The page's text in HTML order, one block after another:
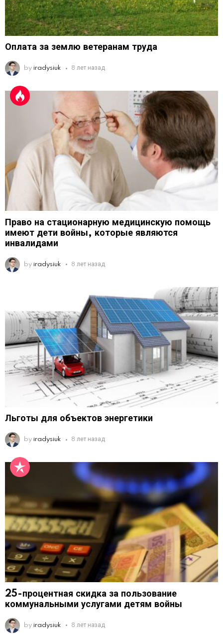
Оплата за землю ветеранам труда
by iradysiuk 8 лет назад
Право на стационарную медицинскую помощь
имеют дети войны, которые являются
инвалидами
by iradysiuk 8 лет назад
Льготы для объектов энергетики
by iradysiuk 8 лет назад
25-процентная скидка за пользование
коммунальными услугами детям войны
by iradysiuk 8 лет назад